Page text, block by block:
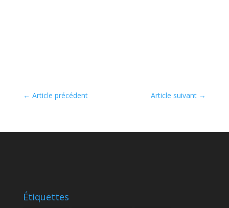
← Article précédent Article suivant →
Étiquettes